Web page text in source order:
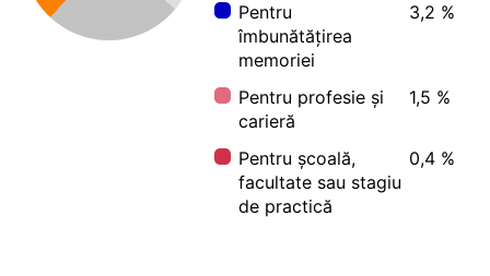
3 (de) minute:
6,5 %
5 (de) minute:
10 (de) minute:
17 (de) minute:
44,0 %
20 (de) minute: 8,6 %